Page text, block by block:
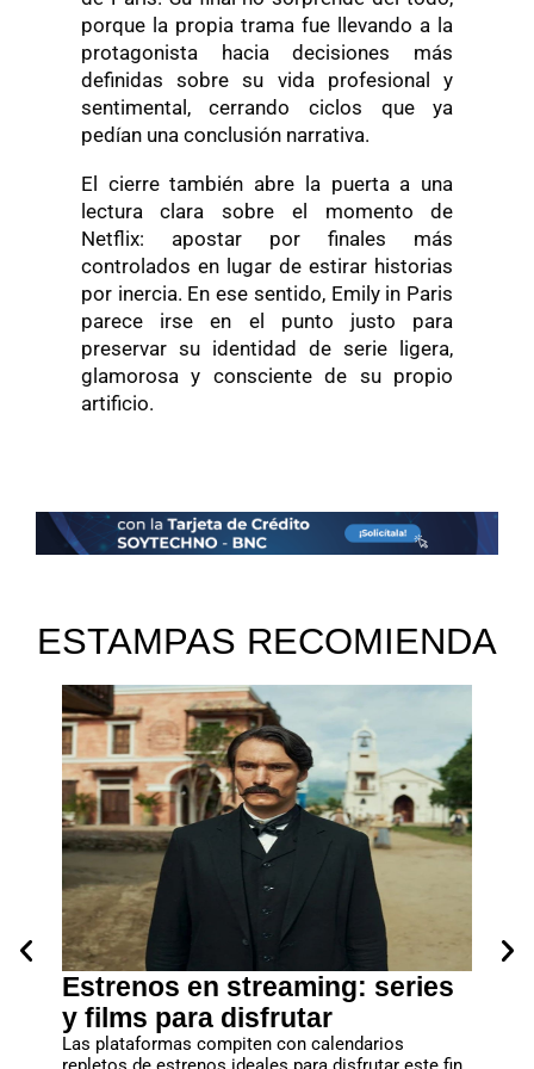
porque la propia trama fue llevando a la
protagonista hacia decisiones más
definidas sobre su vida profesional y
sentimental, cerrando ciclos que ya
pedían una conclusión narrativa.
El cierre también abre la puerta a una
lectura clara sobre el momento de
Netflix: apostar por finales más
controlados en lugar de estirar historias
por inercia. En ese sentido, Emily in Paris
parece irse en el punto justo para
preservar su identidad de serie ligera,
glamorosa y consciente de su propio
artificio.
ESTAMPAS RECOMIENDA
Estrenos en streaming: series
y films para disfrutar
Las plataformas compiten con calendarios